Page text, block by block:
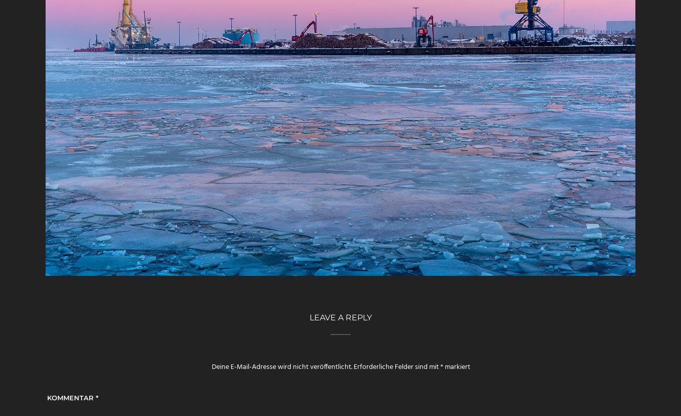
LEAVE A REPLY
Deine E-Mail-Adresse wird nicht veröffentlicht.Erforderliche Felder sind mit*markiert
KOMMENTAR *